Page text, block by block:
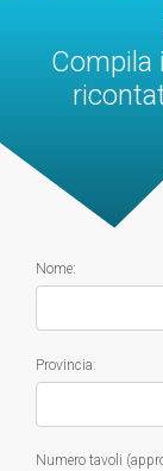
Compila
Nome:
Provincia:
Numero tavoli